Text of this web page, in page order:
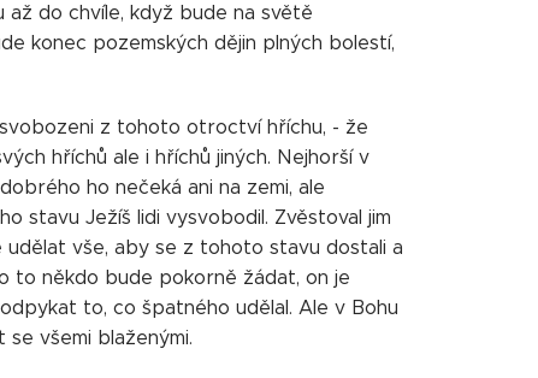
až do chvíle, když bude na světě
konec pozemských dějin plných bolestí,
z tohoto otroctví hříchu, - že
hříchů ale i hříchů jiných. Nejhorší v
ho nečeká ani na zemi, ale
stavu Ježíš lidi vysvobodil. Zvěstoval jim
udělat vše, aby se z tohoto stavu dostali a
to někdo bude pokorně žádat, on je
to, co špatného udělal. Ale v Bohu
všemi blaženými.